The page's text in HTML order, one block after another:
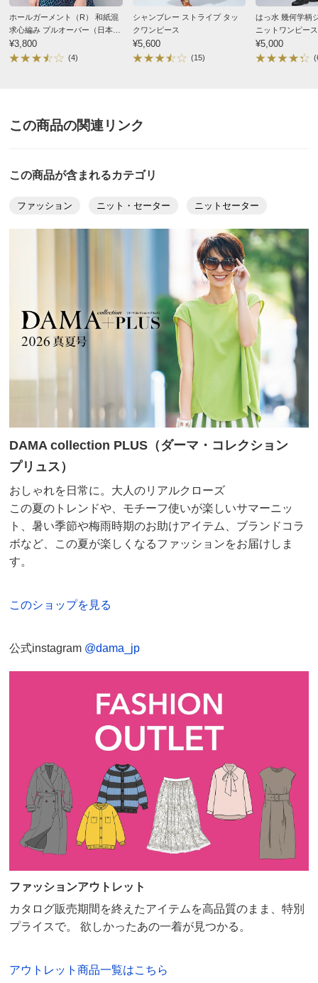
ガンメタ ２：Ｍ－Ｌ
東京都 50代女性 身長 : 158cm 普段のサイズ : M
さらっとしていて涼しく、他にはなかなかない。
ただ手洗いだったらもっとよかったですね
2025/07/27
ホールガーメント（R） 和紙混
求心編み プルオーバー（日本
製）
¥3,800
(4)
シャンブレー ストライプ タッ
クワンピース
¥5,600
(15)
はっ水 幾何学柄
ニットワンピース
¥5,000
この商品の関連リンク
この商品が含まれるカテゴリ
ファッション ニット・セーター ニットセーター
DAMA collection PLUS（ダーマ・コレクション
プリュス）
おしゃれを日常に。大人のリアルクローズ
この夏のトレンドや、モチーフ使いが楽しいサマーニッ
ト、暑い季節や梅雨時期のお助けアイテム、ブランドコラ
ボなど、この夏が楽しくなるファッションをお届けしま
す。
このショップを見る
公式instagram @dama_jp
ファッションアウトレット
カタログ販売期間を終えたアイテムを高品質のまま、特別
プライスで。 欲しかったあの一着が見つかる。
アウトレット商品一覧はこちら